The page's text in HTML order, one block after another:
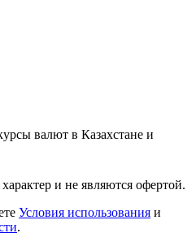
валют в Казахстане и
и не являются офертой.
Условия использования и
.